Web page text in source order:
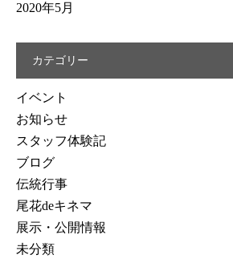
2020年5月
カテゴリー
イベント
お知らせ
スタッフ体験記
ブログ
伝統行事
尾花deキネマ
展示・公開情報
未分類